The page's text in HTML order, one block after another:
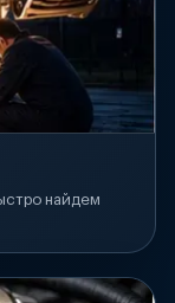
найдем